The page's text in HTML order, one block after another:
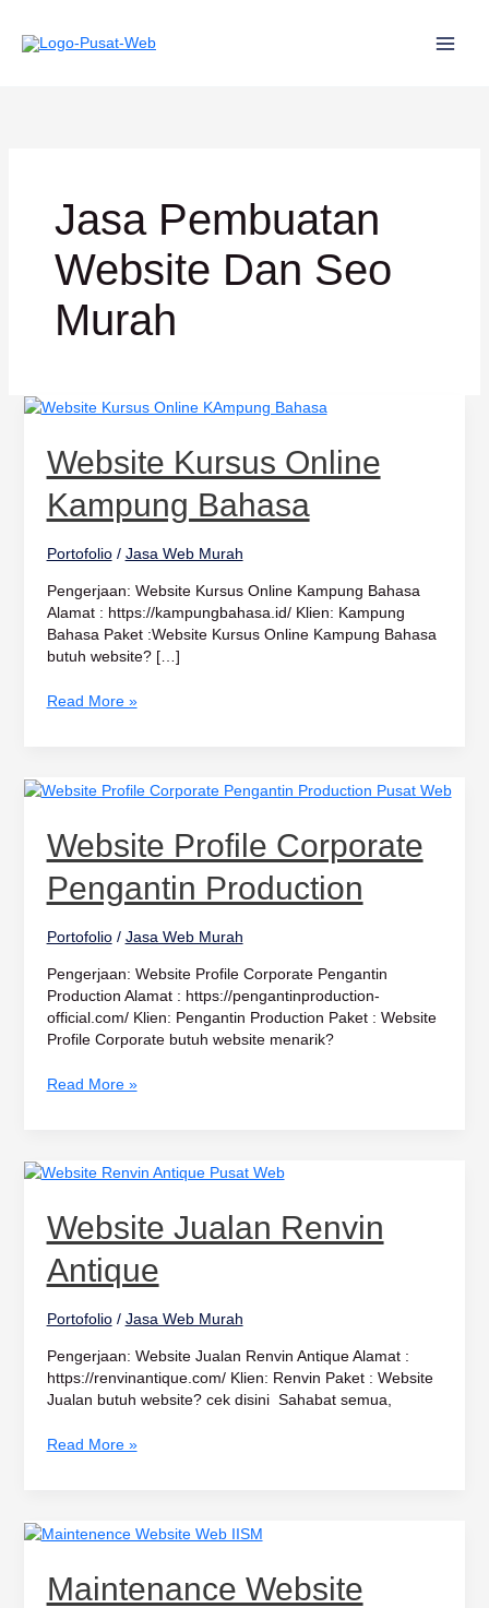
konten
Jasa Pembuatan
Website Dan Seo
Murah
Website Kursus Online
Kampung Bahasa
Portofolio/ Jasa Web Murah
Pengerjaan: Website Kursus Online Kampung Bahasa
Alamat : https://kampungbahasa.id/ Klien: Kampung
Bahasa Paket :Website Kursus Online Kampung Bahasa
butuh website? […]
Website
Online
Kampung
Bahasa
Read More »
Website Profile Corporate
Pengantin Production
Portofolio/ Jasa Web Murah
Pengerjaan: Website Profile Corporate Pengantin
Production Alamat : https://pengantinproduction-
official.com/ Klien: Pengantin Production Paket : Website
Profile Corporate butuh website menarik?
Website
Corporate
Pengantin
Production
Read More »
Website Jualan Renvin
Antique
Portofolio/ Jasa Web Murah
Pengerjaan: Website Jualan Renvin Antique Alamat :
https://renvinantique.com/ Klien: Renvin Paket : Website
Jualan butuh website? cek disini Sahabat semua,
Website
Renvin
Antique
Read More »
Maintenance Website
Maintenance
corporate
Web